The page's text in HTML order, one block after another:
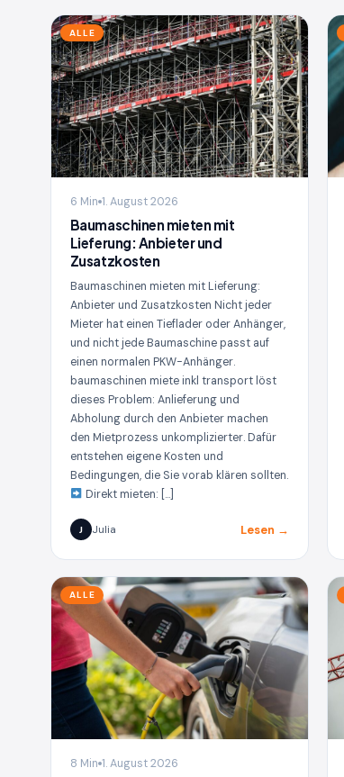
ALLE
6 Min 1. August 2026
Baumaschinen mieten mit
Lieferung: Anbieter und
Zusatzkosten
Baumaschinen mieten mit Lieferung:
Anbieter und Zusatzkosten Nicht jeder
Mieter hat einen Tieflader oder Anhänger,
und nicht jede Baumaschine passt auf
einen normalen PKW-Anhänger.
baumaschinen miete inkl transport löst
dieses Problem: Anlieferung und
Abholung durch den Anbieter machen
den Mietprozess unkomplizierter. Dafür
entstehen eigene Kosten und
Bedingungen, die Sie vorab klären sollten.
Direkt mieten: […]
J Julia Lesen →
ALLE
8 Min 1. August 2026